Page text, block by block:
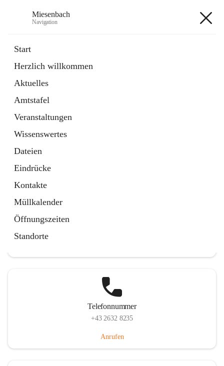
Miesenbach
Navigation
Start
Herzlich willkommen
Aktuelles
Amtstafel
Veranstaltungen
Wissenswertes
Dateien
Eindrücke
Kontakte
Müllkalender
Öffnungszeiten
Standorte
Externe Webseite
in
Tab
Region Schneebergland
Externe Webseite
öffnet
in
neuem
Tab
Telefonnummer
+43 2632 8235
Anrufen